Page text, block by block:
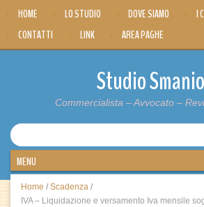
HOME LO STUDIO DOVE SIAMO
I
CONTATTI
LINK AREA PAGHE
Studio Smanio
Commercialista – Avvocato –
Home / Scadenza /
IVA – Liquidazione e versamento Iva mensile